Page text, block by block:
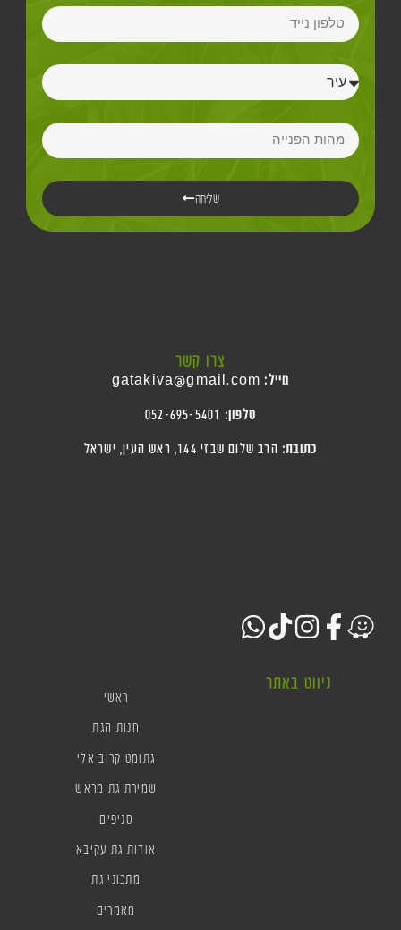
שליחה
צרו קשר
מייל: gatakiva@gmail.com
טלפון: 052-695-5401
כתובת: הרב שלום שבזי 144, ראש העין , ישראל
ניווט באתר
ראשי
חנות הגת
גתומט קרוב אלי
שמירת גת מראש
סניפים
אודות גת עקיבא
מתכוני גת
מאמרים